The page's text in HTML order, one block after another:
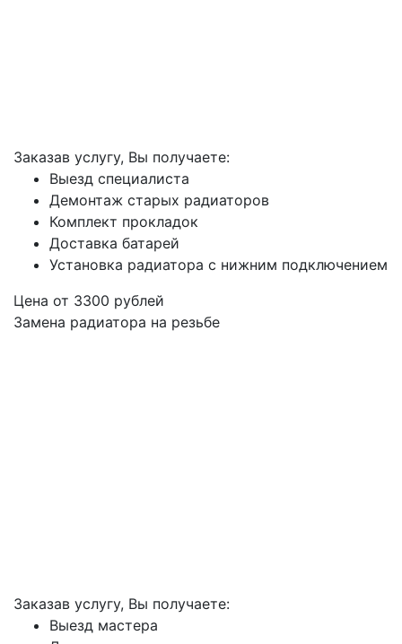
Заказав услугу, Вы получаете:
Выезд специалиста
Демонтаж старых радиаторов
Комплект прокладок
Доставка батарей
Установка радиатора с нижним подключением
Цена от 3300 рублей
Замена радиатора на резьбе
Заказав услугу, Вы получаете:
Выезд мастера